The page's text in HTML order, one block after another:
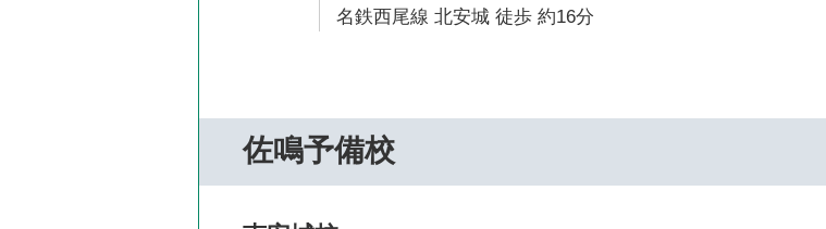
名鉄西尾線 北安城 徒歩 約16分
佐鳴予備校